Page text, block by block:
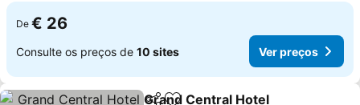
De € 26
Consulte os preços de 10 sites Ver preços
Grand Central Hotel